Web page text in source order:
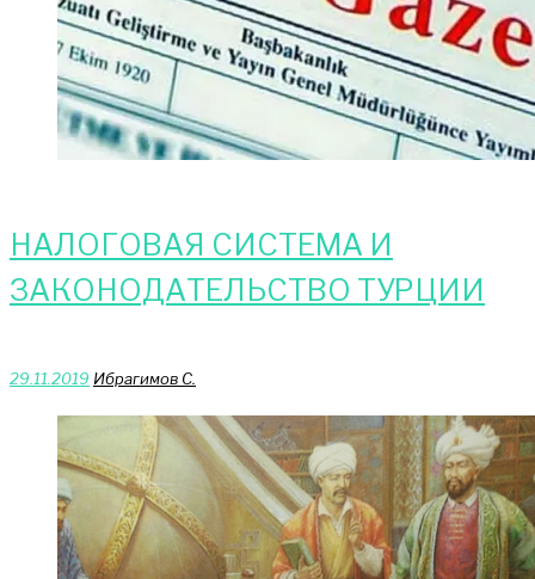
НАЛОГОВАЯ СИСТЕМА И
ЗАКОНОДАТЕЛЬСТВО ТУРЦИИ
29.11.2019 Ибрагимов С.